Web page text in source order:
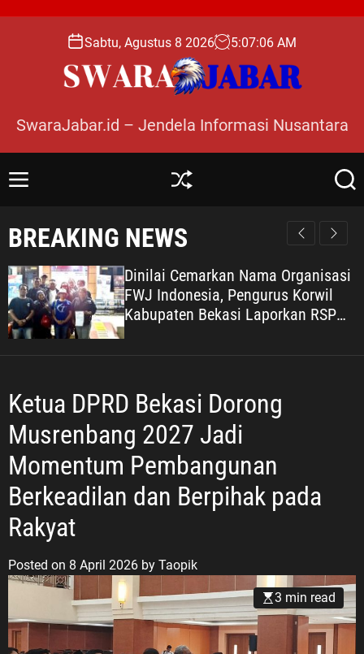
o
Sabtu, Agustus 8 2026 5:07:08 AM
SwaraJabar.id – Jendela Informasi Nusantara
M
u
S
ff
e
S
r
BREAKING NEWS
Cemarkan Nama Organisasi
Indonesia, Pengurus Korwil
Bekasi Laporkan RSP
Ros ke Polisi
Ketua DPRD Bekasi Dorong
Musrenbang 2027 Jadi
Momentum Pembangunan
Berkeadilan dan Berpihak pada
Rakyat
Posted on 8 April 2026 by Taopik
3 min read